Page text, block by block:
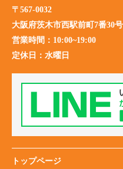
〒567-0032
大阪府茨木市西駅前町7番30
営業時間： 10:00~19:00
定休日： 水曜日
トップページ